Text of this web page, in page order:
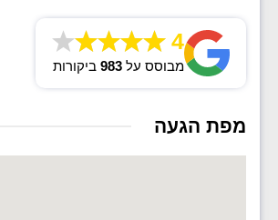
4
מבוסס על 983 ביקורות
מפת הגעה